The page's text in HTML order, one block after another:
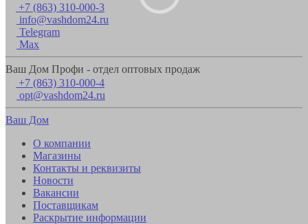
+7 (863) 310-000-3
info@vashdom24.ru
Telegram
Max
Ваш Дом Профи - отдел оптовых продаж
+7 (863) 310-000-4
opt@vashdom24.ru
Ваш Дом
О компании
Магазины
Контакты и реквизиты
Новости
Вакансии
Поставщикам
Раскрытие информации